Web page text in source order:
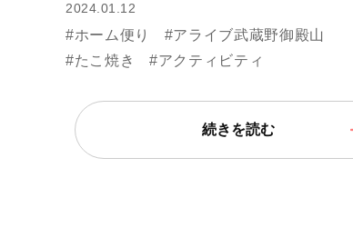
2024.01.12
#ホーム便り
#アライブ武蔵野御殿山
#たこ焼き
#アクティビティ
続きを読む